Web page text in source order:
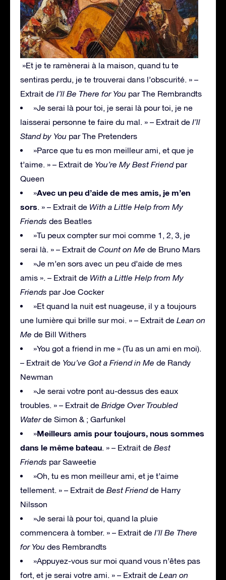
»Et je te ramènerai à la maison, quand tu te
sentiras perdu, je te trouverai dans l’obscurité. » –
Extrait de I’ll Be There for You par The Rembrandts
»Je serai là pour toi, je serai là pour toi, je ne
laisserai personne te faire du mal. » – Extrait de I’ll
Stand by You par The Pretenders
»Parce que tu es mon meilleur ami, et que je
t’aime. » – Extrait de You’re My Best Friendpar
Queen
»Avec un peu d’aide de mes amis, je m’en
sors. » – Extrait de With a Little Help from My
Friends des Beatles
»Tu peux compter sur moi comme 1, 2, 3, je
serai là. » – Extrait de Count on Me de Bruno Mars
»Je m’en sors avec un peu d’aide de mes
amis ». – Extrait de With a Little Help from My
Friends par Joe Cocker
»Et quand la nuit est nuageuse, il y a toujours
une lumière qui brille sur moi. » – Extrait de Lean on
Me de Bill Withers
»You got a friend in me » (Tu as un ami en moi).
– Extrait de You’ve Got a Friend in Me de Randy
Newman
»Je serai votre pont au-dessus des eaux
troubles. » – Extrait de Bridge Over Troubled
Waterde Simon & ; Garfunkel
»Meilleurs amis pour toujours, nous sommes
dans le même bateau. » – Extrait de Best
Friends par Saweetie
»Oh, tu es mon meilleur ami, et je t’aime
tellement. » – Extrait de Best Friendde Harry
Nilsson
»Je serai là pour toi, quand la pluie
commencera à tomber. » – Extrait de I’ll Be There
for You des Rembrandts
»Appuyez-vous sur moi quand vous n’êtes pas
fort, et je serai votre ami. » – Extrait de Lean on